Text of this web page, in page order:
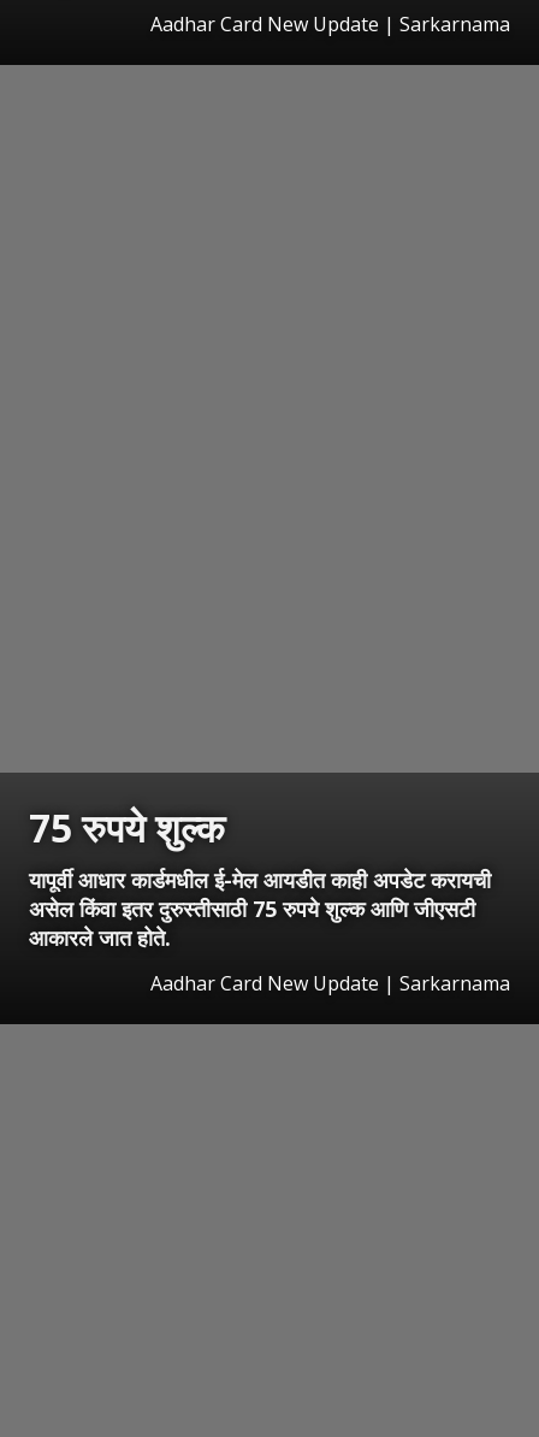
Aadhar Card New Update | Sarkarnama
75 रुपये शुल्क
यापूर्वी आधार कार्डमधील ई-मेल आयडीत काही अपडेट करायची
असेल किंवा इतर दुरुस्तीसाठी 75 रुपये शुल्क आणि जीएसटी
आकारले जात होते.
Aadhar Card New Update | Sarkarnama